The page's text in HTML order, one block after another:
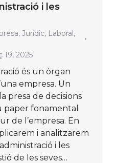
i les
, Jurídic, Laboral,
19, 2025
és un òrgan
empresa. Un
presa de decisions
paper fonamental
de l’empresa. En
i analitzarem
i les
de les seves…